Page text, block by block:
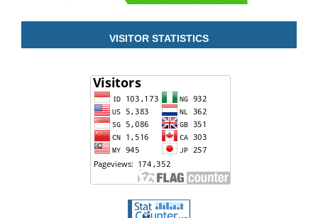
VISITOR STATISTICS